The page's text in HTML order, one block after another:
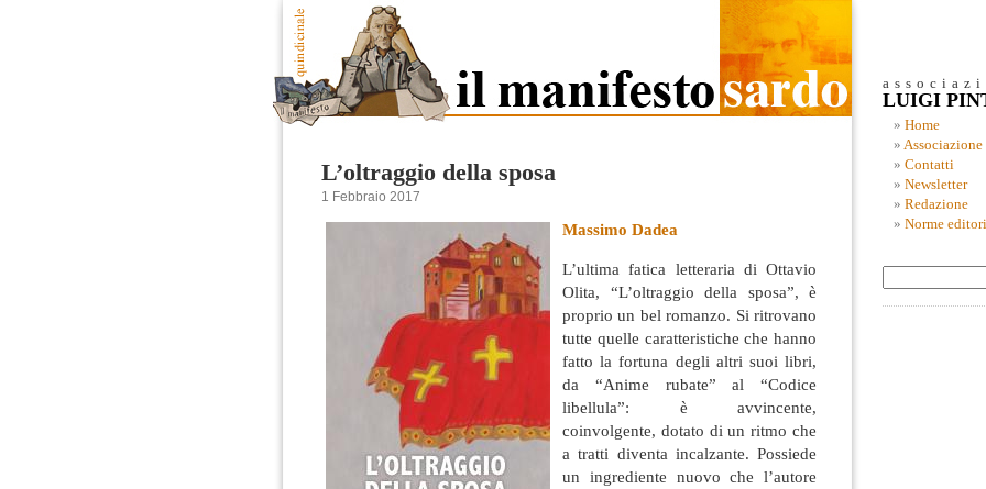
L’oltraggio della sposa
1 Febbraio 2017
Massimo Dadea
L’ultima fatica letteraria di Ottavio
Olita, “L’oltraggio della sposa”, è
proprio un bel romanzo. Si ritrovano
tutte quelle caratteristiche che hanno
fatto la fortuna degli altri suoi libri,
da “Anime rubate” al “Codice
libellula”: è avvincente,
coinvolgente, dotato di un ritmo che
a tratti diventa incalzante. Possiede
un ingrediente nuovo che l’autore
LUIGI
Home
Associazione
Contatti
Newsletter
Redazione
Norme